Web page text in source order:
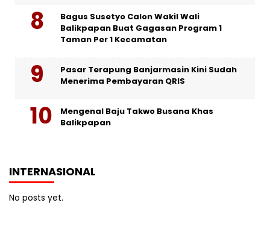
Bagus Susetyo Calon Wakil Wali
Balikpapan Buat Gagasan Program 1
Taman Per 1 Kecamatan
Pasar Terapung Banjarmasin Kini Sudah
Menerima Pembayaran QRIS
Mengenal Baju Takwo Busana Khas
Balikpapan
INTERNASIONAL
No posts yet.